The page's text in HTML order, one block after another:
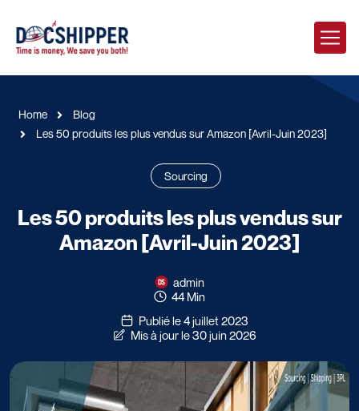
Home
Blog
Les 50 produits les plus vendus sur Amazon [Avril-Juin 2023]
Sourcing
Les 50 produits les plus vendus sur
Amazon [Avril-Juin 2023]
admin
44 Min
Publié le 4 juillet 2023
Mis à jour le 30 juin 2026